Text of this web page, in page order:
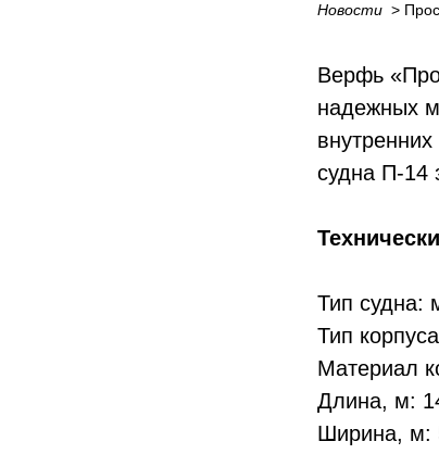
Новости >
Верфь
надежных
судна П-14
Тип судна:
Тип
Материал
Длина, м:
Ширина, м: